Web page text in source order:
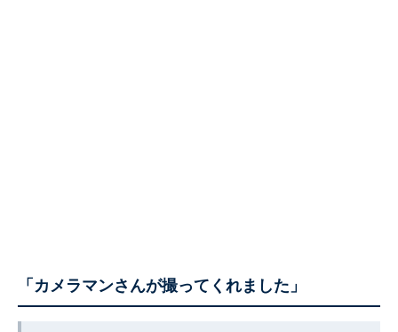
「カメラマンさんが撮ってくれました」